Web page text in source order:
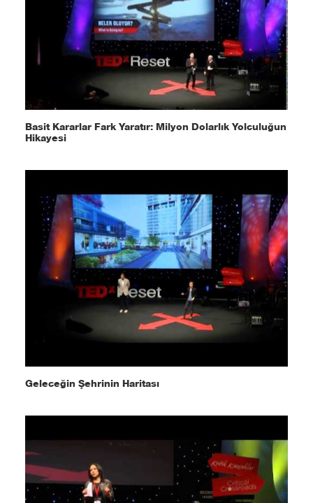
Basit Kararlar Fark Yaratır: Milyon Dolarlık Yolculuğun
Hikayesi
Geleceğin Şehrinin Haritası